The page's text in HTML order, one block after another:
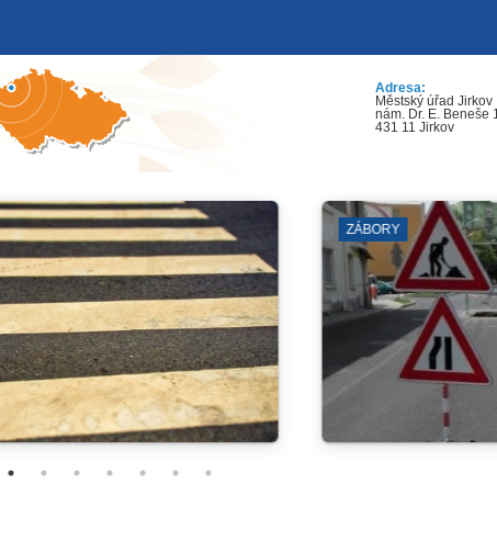
Adresa:
Městský úřad Jirkov
nám. Dr. E. Beneše 1
431 11 Jirkov
VÝVOZ POPELNIC VKK